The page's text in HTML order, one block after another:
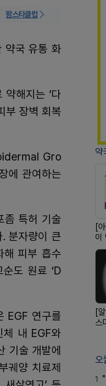
팜스타클럽
약국 유통 화
해지는 ‘다
부 장벽 회복
Gro
에 관여하는
좀 특허 기술
분자량이 큰
피부 흡수
도 원료 ‘D
EGF 연구를
내 EGF와
기술 개발에
궤양 치료제
약
[
이
[
스
오
1